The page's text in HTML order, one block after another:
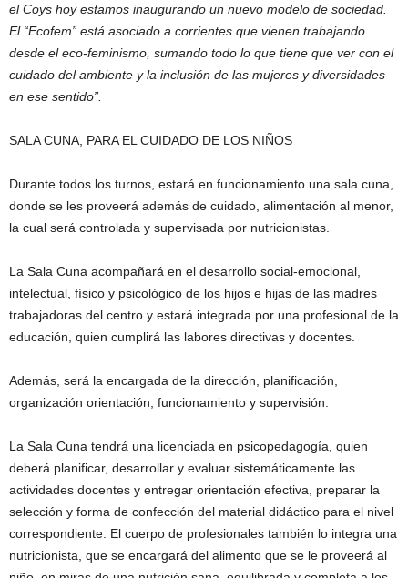
el Coys hoy estamos inaugurando un nuevo modelo de sociedad.
El “Ecofem” está asociado a corrientes que vienen trabajando
desde el eco-feminismo, sumando todo lo que tiene que ver con el
cuidado del ambiente y la inclusión de las mujeres y diversidades
en ese sentido”.
SALA CUNA, PARA EL CUIDADO DE LOS NIÑOS
Durante todos los turnos, estará en funcionamiento una sala cuna,
donde se les proveerá además de cuidado, alimentación al menor,
la cual será controlada y supervisada por nutricionistas.
La Sala Cuna acompañará en el desarrollo social-emocional,
intelectual, físico y psicológico de los hijos e hijas de las madres
trabajadoras del centro y estará integrada por una profesional de la
educación, quien cumplirá las labores directivas y docentes.
Además, será la encargada de la dirección, planificación,
organización orientación, funcionamiento y supervisión.
La Sala Cuna tendrá una licenciada en psicopedagogía, quien
deberá planificar, desarrollar y evaluar sistemáticamente las
actividades docentes y entregar orientación efectiva, preparar la
selección y forma de confección del material didáctico para el nivel
correspondiente. El cuerpo de profesionales también lo integra una
nutricionista, que se encargará del alimento que se le proveerá al